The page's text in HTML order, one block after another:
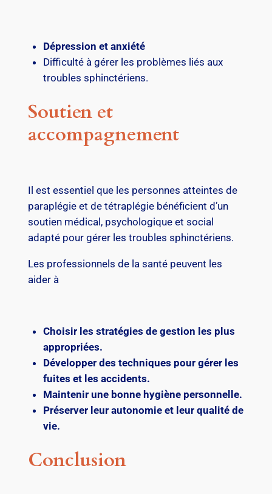
Dépression et anxiété
Difficulté à gérer les problèmes liés aux
troubles sphinctériens.
Soutien et
accompagnement
Il est essentiel que les personnes atteintes de
paraplégie et de tétraplégie bénéficient d’un
soutien médical, psychologique et social
adapté pour gérer les troubles sphinctériens.
Les professionnels de la santé peuvent les
aider à
Choisir les stratégies de gestion les plus
appropriées.
Développer des techniques pour gérer les
fuites et les accidents.
Maintenir une bonne hygiène personnelle.
Préserver leur autonomie et leur qualité de
vie.
Conclusion